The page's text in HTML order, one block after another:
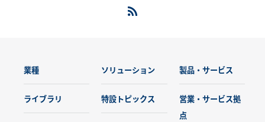
業種 ソリューション 製品・サービス
ライブラリ 特設トピックス
営業・サービス拠
点